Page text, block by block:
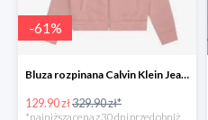
-61%
Bluza rozpinana Calvin Klein Jeans -61%
129.90 zł329.90 zł*